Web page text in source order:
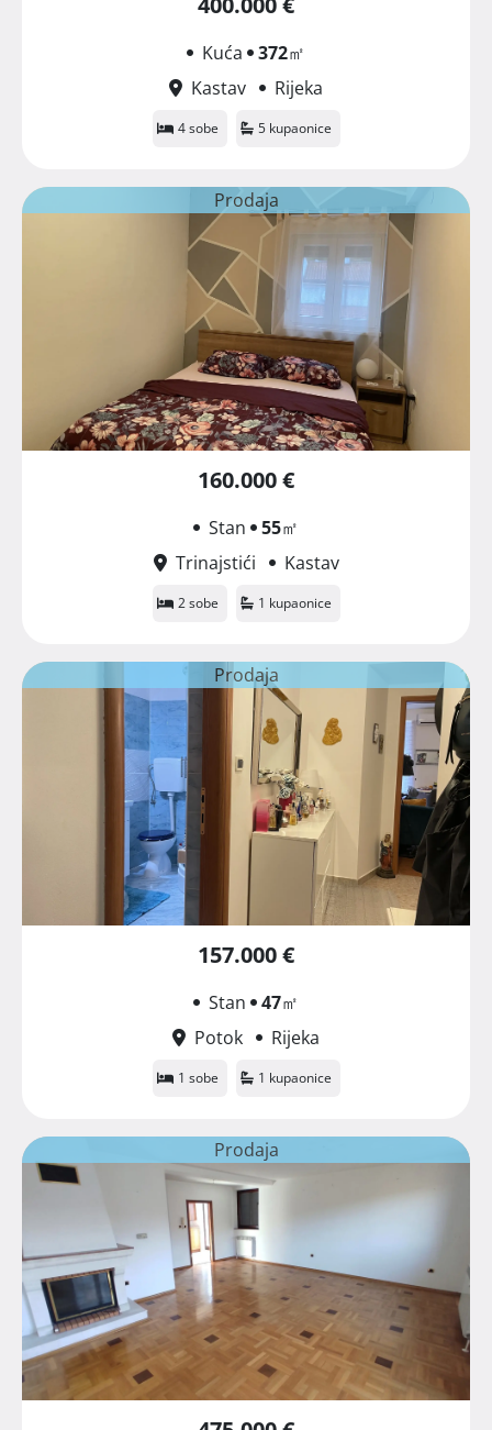
Kuća 372㎡
Kastav
Rijeka
4 sobe 5 kupaonice
Prodaja
160.000 €
Stan 55㎡
Trinajstići
Kastav
2 sobe 1 kupaonice
Prodaja
157.000 €
Stan 47㎡
Potok
Rijeka
1 sobe 1 kupaonice
Prodaja